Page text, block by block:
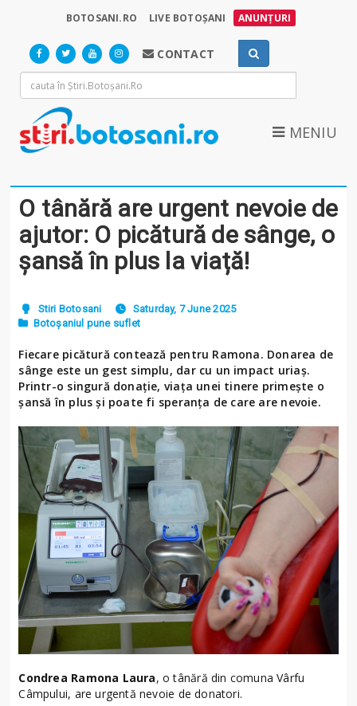
BOTOSANI.RO LIVE BOTOȘANI ANUNȚURI
CONTACT
MENIU
O tânără are urgent nevoie de
ajutor: O picătură de sânge, o
șansă în plus la viață!
Stiri Botosani
Saturday, 7 June 2025
Botoșaniul pune suflet
Fiecare picătură contează pentru Ramona. Donarea de
sânge este un gest simplu, dar cu un impact uriaș.
Printr-o singură donație, viața unei tinere primește o
șansă în plus și poate fi speranța de care are nevoie.
Condrea Ramona Laura, o tânără din comuna Vârfu
Câmpului, are urgentă nevoie de donatori.